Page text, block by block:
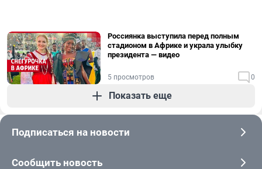
Россиянка выступила перед полным
стадионом в Африке и украла улыбку
президента — видео
5 просмотров 0
Показать еще
Подписаться на новости
Сообщить новость